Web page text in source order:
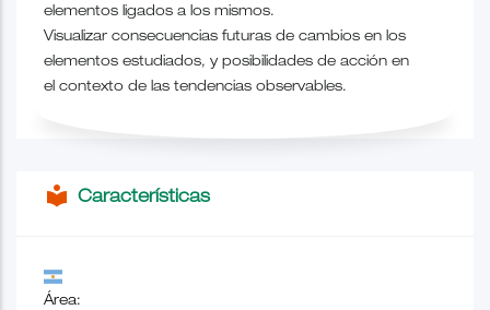
elementos ligados a los mismos.
Visualizar consecuencias futuras de cambios en los
elementos estudiados, y posibilidades de acción en
el contexto de las tendencias observables.
local_library Características
Área: